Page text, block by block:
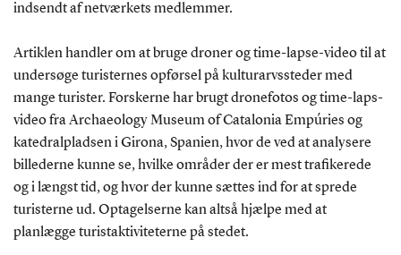
indsendt af netværkets medlemmer.
Artiklen handler om at bruge droner og time-lapse-video til at
undersøge turisternes opførsel på kulturarvssteder med
mange turister. Forskerne har brugt dronefotos og time-laps-
video fra Archaeology Museum of Catalonia Empúries og
katedralpladsen i Girona, Spanien, hvor de ved at analysere
billederne kunne se, hvilke områder der er mest trafikerede
og i længst tid, og hvor der kunne sættes ind for at sprede
turisterne ud. Optagelserne kan altså hjælpe med at
planlægge turistaktiviteterne på stedet.